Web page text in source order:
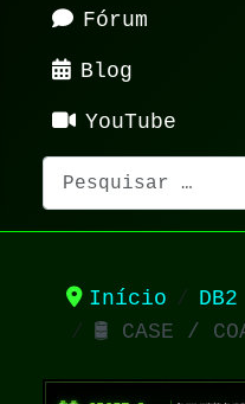
Fórum
Blog
YouTube
Pesquisar
Início DB2
🛢️ CASE /